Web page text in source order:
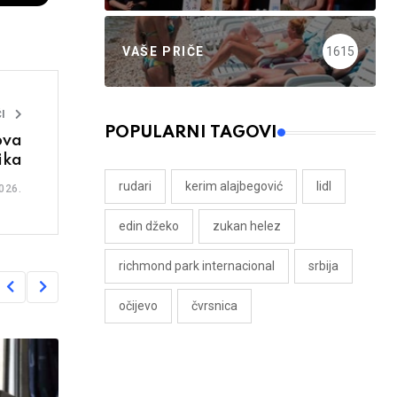
VAŠE PRIČE 1615
POPULARNI TAGOVI
rudari kerim alajbegović lidl
edin džeko zukan helez
richmond park internacional srbija
očijevo čvrsnica